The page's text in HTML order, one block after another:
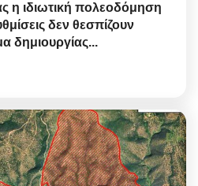
η ιδιωτική πολεοδόμηση
δεν θεσπίζουν
δημιουργίας...